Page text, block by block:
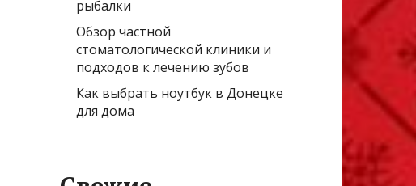
рыбалки
Обзор частной
стоматологической клиники и
подходов к лечению зубов
Как выбрать ноутбук в Донецке
для дома